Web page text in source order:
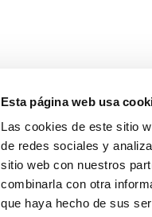
Esta página web usa
Las cookies de este sitio
de redes sociales y
sitio web con nuestros
combinarla con otra
que haya hecho de sus